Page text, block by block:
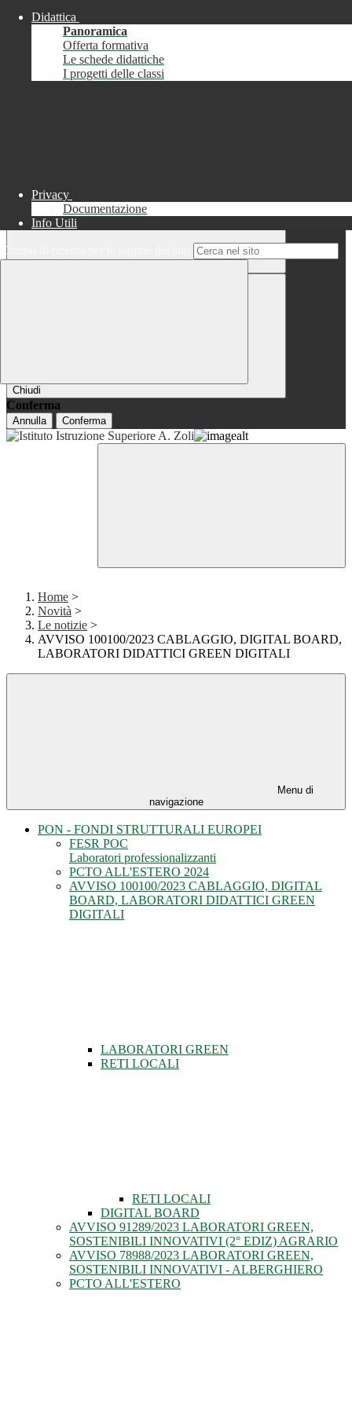
Chiudi
Informazione
Chiudi
Conferma
Annulla Conferma
Didattica
Panoramica
Offerta formativa
Le schede didattiche
I progetti delle classi
Privacy
Documentazione
Info Utili
Campo di ricerca per le pagine del sito
Home >
Novità >
Le notizie >
AVVISO 100100/2023 CABLAGGIO, DIGITAL BOARD,
LABORATORI DIDATTICI GREEN DIGITALI
Menu di
navigazione
PON - FONDI STRUTTURALI EUROPEI
FESR POC
Laboratori professionalizzanti
PCTO ALL'ESTERO 2024
AVVISO 100100/2023 CABLAGGIO, DIGITAL
BOARD, LABORATORI DIDATTICI GREEN
DIGITALI
LABORATORI GREEN
RETI LOCALI
RETI LOCALI
DIGITAL BOARD
AVVISO 91289/2023 LABORATORI GREEN,
SOSTENIBILI INNOVATIVI (2° EDIZ) AGRARIO
AVVISO 78988/2023 LABORATORI GREEN,
SOSTENIBILI INNOVATIVI - ALBERGHIERO
PCTO ALL'ESTERO